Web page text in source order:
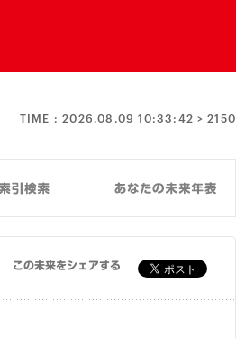
TIME :2026.08.09 10:33:42 > 2150
この未来をシェアする